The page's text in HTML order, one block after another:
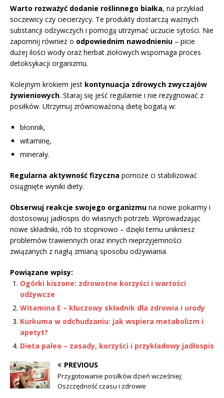
Warto rozważyć dodanie roślinnego białka, na przykład
soczewicy czy ciecierzycy. Te produkty dostarczą ważnych
substancji odżywczych i pomogą utrzymać uczucie sytości. Nie
zapomnij również o odpowiednim nawodnieniu – picie
dużej ilości wody oraz herbat ziołowych wspomaga proces
detoksykacji organizmu.
Kolejnym krokiem jest kontynuacja zdrowych zwyczajów
żywieniowych. Staraj się jeść regularnie i nie rezygnować z
posiłków. Utrzymuj zrównoważoną dietę bogatą w:
błonnik,
witaminę,
minerały.
Regularna aktywność fizyczna pomoże ci stabilizować
osiągnięte wyniki diety.
Obserwuj reakcje swojego organizmu na nowe pokarmy i
dostosowuj jadłospis do własnych potrzeb. Wprowadzając
nowe składniki, rób to stopniowo – dzięki temu unikniesz
problemów trawiennych oraz innych nieprzyjemności
związanych z nagłą zmianą sposobu odżywiania.
Powiązane wpisy:
Ogórki kiszone: zdrowotne korzyści i wartości
odżywcze
Witamina E – kluczowy składnik dla zdrowia i urody
Kurkuma w odchudzaniu: jak wspiera metabolizm i
apetyt?
Dieta paleo – zasady, korzyści i przykładowy jadłospis
PREVIOUS
Przygotowanie posiłków dzień wcześniej:
Oszczędność czasu i zdrowie